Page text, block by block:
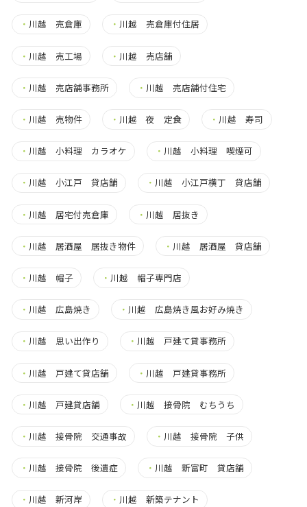
・ 川越 売倉庫 ・ 川越 売倉庫付住居
・ 川越 売工場 ・ 川越 売店舗
・ 川越 売店舗事務所 ・ 川越 売店舗付住宅
・ 川越 売物件 ・ 川越 夜 定食 ・ 川越 寿司
・ 川越 小料理 カラオケ ・ 川越 小料理 喫煙可
・ 川越 小江戸 貸店舗 ・ 川越 小江戸横丁 貸店舗
・ 川越 居宅付売倉庫 ・ 川越 居抜き
・ 川越 居酒屋 居抜き物件 ・ 川越 居酒屋 貸店舗
・ 川越 帽子 ・ 川越 帽子専門店
・ 川越 広島焼き ・ 川越 広島焼き風お好み焼き
・ 川越 思い出作り ・ 川越 戸建て貸事務所
・ 川越 戸建て貸店舗 ・ 川越 戸建貸事務所
・ 川越 戸建貸店舗 ・ 川越 接骨院 むちうち
・ 川越 接骨院 交通事故 ・ 川越 接骨院 子供
・ 川越 接骨院 後遺症 ・ 川越 新富町 貸店舗
・ 川越 新河岸 ・ 川越 新築テナント